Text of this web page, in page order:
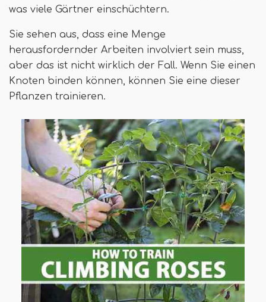
was viele Gärtner einschüchtern.
Sie sehen aus, dass eine Menge
herausfordernder Arbeiten involviert sein muss,
aber das ist nicht wirklich der Fall. Wenn Sie einen
Knoten binden können, können Sie eine dieser
Pflanzen trainieren.